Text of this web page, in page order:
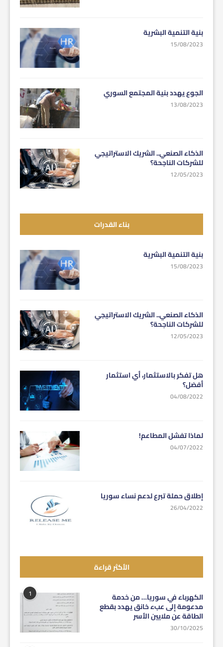
بنية التنمية البشرية
15/08/2023
الجوع يهدد بنية المجتمع السوري
13/08/2023
الذكاء الصنعي.. الشريك الاستراتيجي
للشركات الناجحة؟
12/05/2023
بناء القدرات
بنية التنمية البشرية
15/08/2023
الذكاء الصنعي.. الشريك الاستراتيجي
للشركات الناجحة؟
12/05/2023
هل تفكر بالاستثمار، أي استثمار
أفضل؟
04/08/2022
لماذا تفشل المطاعم!
04/07/2022
إطلاق حملة تبرع لدعم نساء سوريا
26/04/2022
الأكثر قراءة
1 الكهرباء في سوريا… من خدمة
مدعومة إلى عبء خانق يهدد بقطع
الطاقة عن ملايين الأسر
30/10/2025